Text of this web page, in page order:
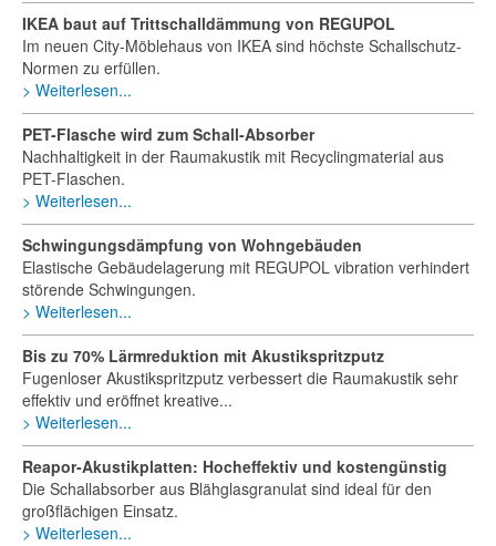
IKEA baut auf Trittschalldämmung von REGUPOL
Im neuen City-Möblehaus von IKEA sind höchste Schallschutz-
Normen zu erfüllen.
Weiterlesen...
PET-Flasche wird zum Schall-Absorber
Nachhaltigkeit in der Raumakustik mit Recyclingmaterial aus
PET-Flaschen.
Weiterlesen...
Schwingungsdämpfung von Wohngebäuden
Elastische Gebäudelagerung mit REGUPOL vibration verhindert
störende Schwingungen.
Weiterlesen...
Bis zu 70% Lärmreduktion mit Akustikspritzputz
Fugenloser Akustikspritzputz verbessert die Raumakustik sehr
effektiv und eröffnet kreative...
Weiterlesen...
Reapor-Akustikplatten: Hocheffektiv und kostengünstig
Die Schallabsorber aus Blähglasgranulat sind ideal für den
großflächigen Einsatz.
Weiterlesen...